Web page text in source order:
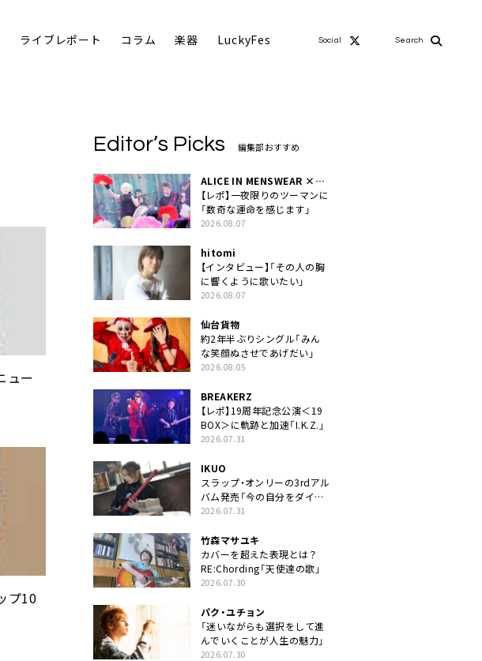
ライブレポート コラム 楽器 LuckyFes Social Search
ュー
プ10
Editor’s Picks 編集部おすすめ
ALICE IN MENSWEAR ×
MASCHERA
【レポ】一夜限りのツーマンに
「数奇な運命を感じます」
2026.08.07
hitomi
【インタビュー】「その人の胸
に響くように歌いたい」
2026.08.07
仙台貨物
約2年半ぶりシングル「みん
な笑顔ぬさせであげだい」
2026.08.05
BREAKERZ
【レポ】19周年記念公演＜19
BOX＞に軌跡と加速「I.K.Z.」
2026.07.31
IKUO
スラップ・オンリーの3rdアル
バム発売「今の自分をダイレ
クトに」
2026.07.31
竹森マサユキ
カバーを超えた表現とは？
RE:Chording「天使達の歌」
2026.07.30
パク・ユチョン
「迷いながらも選択をして進
んでいくことが人生の魅力」
2026.07.30